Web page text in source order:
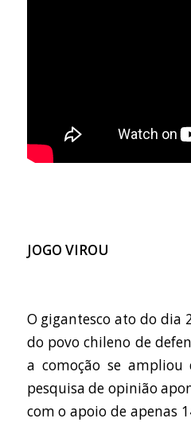
JOGO VIROU
O gigantesco ato do dia
do povo chileno de
a comoção se ampliou
pesquisa de opinião
com o apoio de apenas